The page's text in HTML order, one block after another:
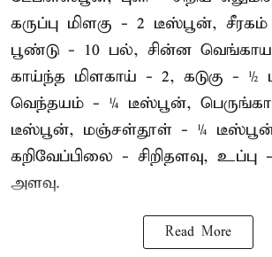
கருப்பு மிளகு - 2 டீஸ்பூன்,
பூண்டு - 10 பல், சின்ன
காய்ந்த மிளகாய் - 2, கடுகு - ½
வெந்தயம் - ¼ டீஸ்பூன்,
டீஸ்பூன், மஞ்சள்தூள் - ¼
கறிவேப்பிலை - சிறிதளவு,
அளவு.
Read More